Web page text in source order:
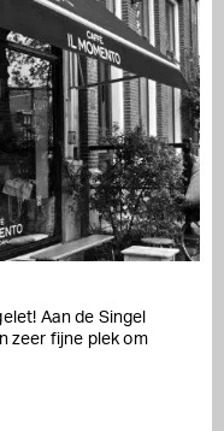
Aan de Singel
zeer fijne plek om